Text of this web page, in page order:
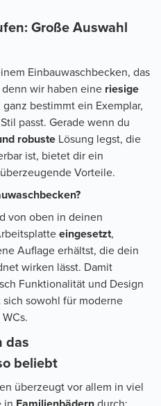
Große Auswahl
Einbauwaschbecken, das
wir haben eine riesige
bestimmt ein Exemplar,
passt. Gerade wenn du
robuste Lösung legst, die
ist, bietet dir ein
Vorteile.
von oben in deinen
eingesetzt,
Auflage erhältst, die dein
wirken lässt. Damit
Funktionalität und Design
sich sowohl für moderne
das
beliebt
überzeugt vor allem in viel